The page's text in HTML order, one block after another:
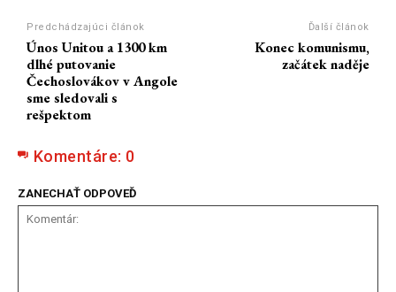
Predchádzajúci článok
Únos Unitou a 1300 km
dlhé putovanie
Čechoslovákov v Angole
sme sledovali s
rešpektom
Ďalší článok
Konec komunismu,
začátek naděje
Komentáre: 0
ZANECHAŤ ODPOVEĎ